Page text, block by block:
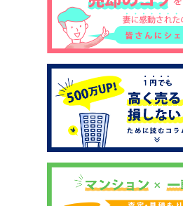
イエジンくんの紹介
運営会社
運営会社
利用規約について
掲載受付窓口はこちら